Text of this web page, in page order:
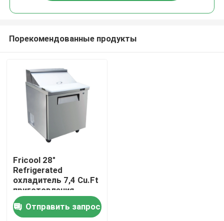
Главная страница
Продукция
О Компании
Порекомендованные продукты
Fricool 28"
Refrigerated
охладитель 7,4 Cu.Ft
приготовления
уроков сэндвича
SUS 201 таблицы
Отправить запрос